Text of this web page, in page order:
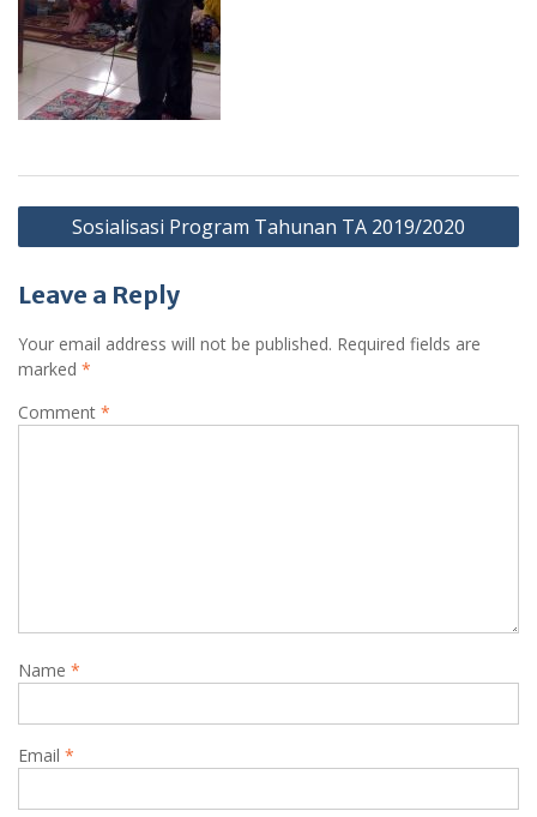
Post
navigation
Sosialisasi Program Tahunan TA 2019/2020
Leave a Reply
Your email address will not be published. Required fields are
marked *
Comment *
Name *
Email *